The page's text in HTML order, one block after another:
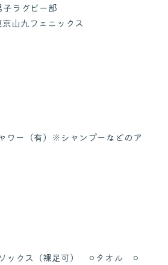
ラグビー部
山九フェニックス
ワー（有）※シャンプーなどのア
ックス（裸足可）　⚪︎タオル　⚪︎